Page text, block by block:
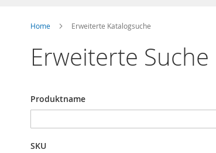
Home Erweiterte Katalogsuche
Erweiterte Suche
Sucheinstellungen
Produktname
SKU